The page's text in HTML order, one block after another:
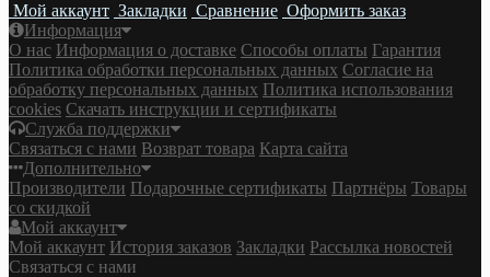
Мой аккаунт Закладки Сравнение Оформить заказ
Информация
О нас Информация о доставке Cпособы оплаты Гарантия
Политика обработки персональных данных Согласие на
обработку персональных данных Политика использования
cookies Скачать инструкции и сертификаты
Служба поддержки
Связаться с нами Возврат товара Карта сайта
Дополнительно
Производители Подарочные сертификаты Партнёры Товары
со скидкой
Мой аккаунт
Мой аккаунт История заказов Закладки Рассылка новостей
Связаться с нами